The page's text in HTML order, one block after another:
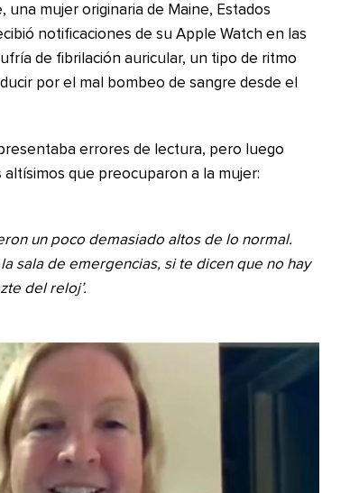
una mujer originaria de Maine, Estados
notificaciones de su Apple Watch en las
de fibrilación auricular, un tipo de ritmo
por el mal bombeo de sangre desde el
errores de lectura, pero luego
que preocuparon a la mujer:
un poco demasiado altos de lo normal.
sala de emergencias, si te dicen que no hay
del reloj’.